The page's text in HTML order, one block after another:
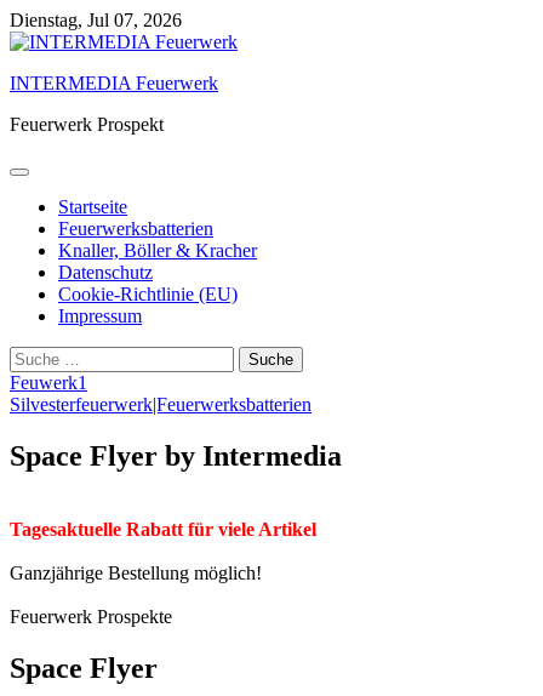
Skip
to
Dienstag, Jul 07, 2026
INTERMEDIA Feuerwerk
Feuerwerk Prospekt
Startseite
Feuerwerksbatterien
Knaller, Böller & Kracher
Datenschutz
Cookie-Richtlinie (EU)
Impressum
Suche
nach:
Feuwerk1
Silvesterfeuerwerk|Feuerwerksbatterien
Space Flyer by Intermedia
Tagesaktuelle Rabatt für viele Artikel
Ganzjährige Bestellung möglich!
Feuerwerk Prospekte
Space Flyer